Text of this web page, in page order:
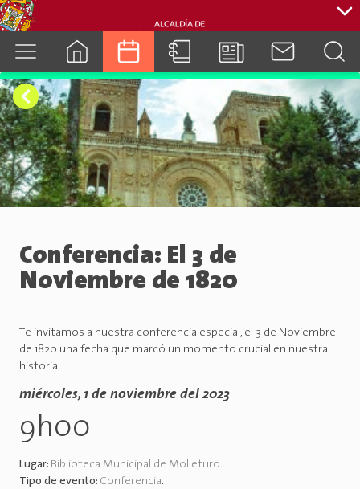
cuenca.gob.ec
Conferencia: El 3 de
Noviembre de 1820
Te invitamos a nuestra conferencia especial, el 3 de Noviembre
de 1820 una fecha que marcó un momento crucial en nuestra
historia.
miércoles, 1 de noviembre del 2023
9h00
Lugar: Biblioteca Municipal de Molleturo.
Tipo de evento: Conferencia.